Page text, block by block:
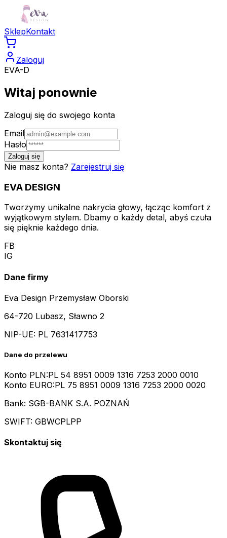
SklepKontakt
Zaloguj
EVA-D
Witaj ponownie
Zaloguj się do swojego konta
Email
Hasło
Zaloguj się
Nie masz konta? Zarejestruj się
EVA DESIGN
Tworzymy unikalne nakrycia głowy, łącząc komfort z
wyjątkowym stylem. Dbamy o każdy detal, abyś czuła
się pięknie każdego dnia.
FB
IG
Dane firmy
Eva Design Przemysław Oborski
64-720 Lubasz, Sławno 2
NIP-UE: PL 7631417753
Dane do przelewu
Konto PLN:PL 54 8951 0009 1316 7253 2000 0010
Konto EURO:PL 75 8951 0009 1316 7253 2000 0020
Bank: SGB-BANK S.A. POZNAŃ
SWIFT: GBWCPLPP
Skontaktuj się